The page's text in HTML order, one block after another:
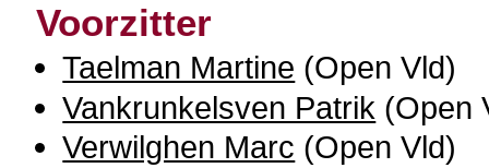
Voorzitter
Taelman Martine (Open Vld)
Vankrunkelsven Patrik (Open
Verwilghen Marc (Open Vld)